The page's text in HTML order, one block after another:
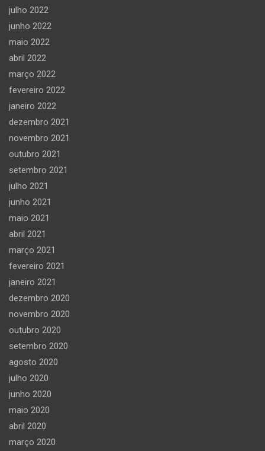
julho 2022
junho 2022
maio 2022
abril 2022
março 2022
fevereiro 2022
janeiro 2022
dezembro 2021
novembro 2021
outubro 2021
setembro 2021
julho 2021
junho 2021
maio 2021
abril 2021
março 2021
fevereiro 2021
janeiro 2021
dezembro 2020
novembro 2020
outubro 2020
setembro 2020
agosto 2020
julho 2020
junho 2020
maio 2020
abril 2020
março 2020